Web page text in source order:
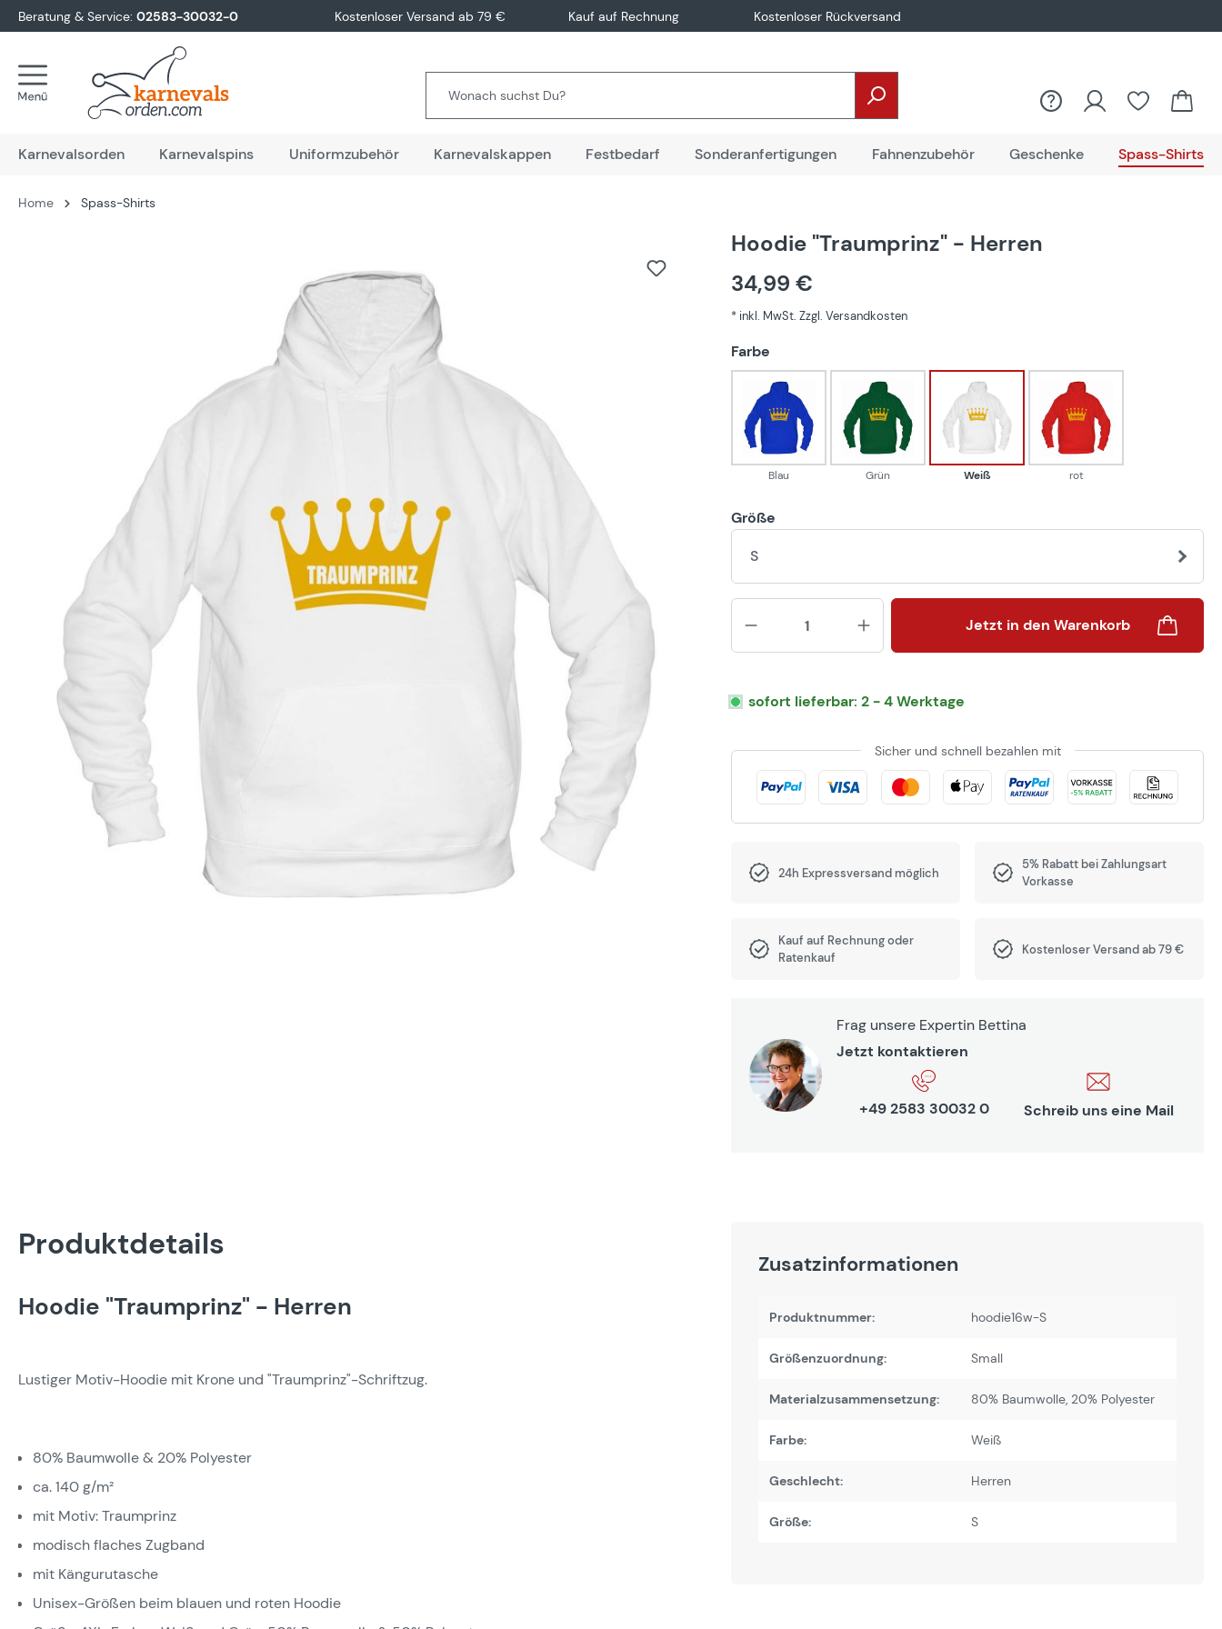
Zur Hauptnavigation springen
Beratung & Service: 02583-30032-0 Kostenloser Versand ab 79 € Kauf auf Rechnung Kostenloser Rückversand
Karnevalsorden Karnevalspins Uniformzubehör Karnevalskappen Festbedarf Sonderanfertigungen Fahnenzubehör Geschenke Spass-Shirts
Home Spass-Shirts
Hoodie "Traumprinz" - Herren
34,99 €
* inkl. MwSt. Zzgl. Versandkosten
Farbe
Blau
Blau
Grün
Grün
Weiß
Weiß
rot
rot
Größe
S
Produkt Anzahl: Gib den
Jetzt in den Warenkorb
sofort lieferbar: 2 - 4 Werktage
Sicher und schnell bezahlen mit
24h Expressversand möglich
5% Rabatt bei Zahlungsart
Vorkasse
Kauf auf Rechnung oder
Ratenkauf
Kostenloser Versand ab 79 €
Frag unsere Expertin Bettina
Jetzt kontaktieren
+49 2583 30032 0 Schreib uns eine Mail
Produktdetails
Hoodie "Traumprinz" - Herren
Lustiger Motiv-Hoodie mit Krone und "Traumprinz"-Schriftzug.
80% Baumwolle & 20% Polyester
ca. 140 g/m²
mit Motiv: Traumprinz
modisch flaches Zugband
mit Kängurutasche
Unisex-Größen beim blauen und roten Hoodie
Zusatzinformationen
Produktnummer: hoodie16w-S
Größenzuordnung: Small
Materialzusammensetzung: 80% Baumwolle, 20% Polyester
Farbe: Weiß
Geschlecht: Herren
Größe: S